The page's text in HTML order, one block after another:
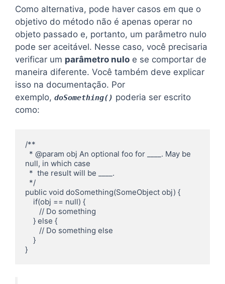
Como alternativa, pode haver casos em que o
objetivo do método não é apenas operar no
objeto passado e, portanto, um parâmetro nulo
pode ser aceitável. Nesse caso, você precisaria
verificar um parâmetro nulo e se comportar de
maneira diferente. Você também deve explicar
isso na documentação. Por
exemplo, doSomething() poderia ser escrito
como:
/**
null, in which case
public void doSomething(SomeObject obj) {
}